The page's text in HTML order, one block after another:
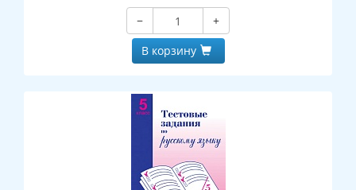
−
+
В корзину